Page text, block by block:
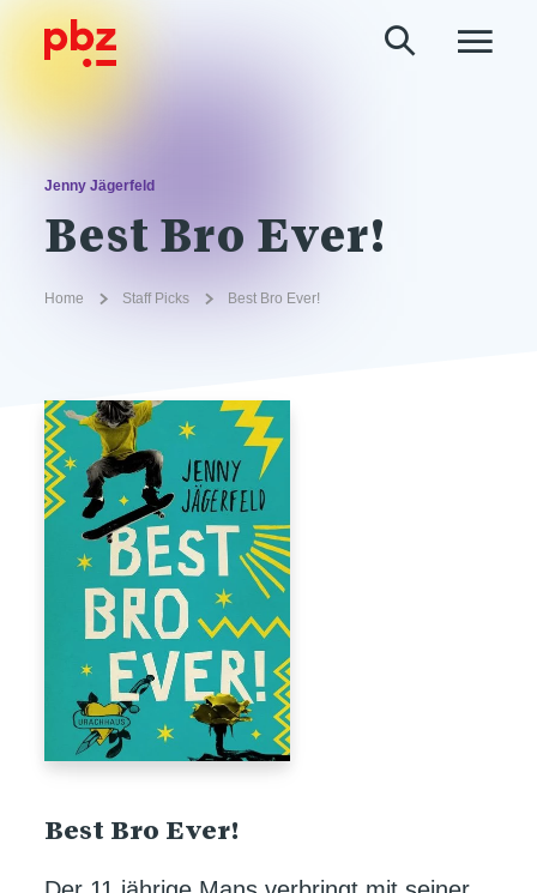
Jenny Jägerfeld
Best Bro Ever!
Home Staff Picks Best Bro Ever!
Best Bro Ever!